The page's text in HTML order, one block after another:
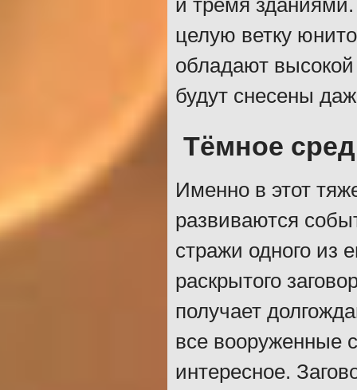
и тремя
целую ветку
обладают
будут снесены
Тёмное
Именно в этот
развиваются
стражи одного из
раскрытого
получает
все вооруженные
интересное.